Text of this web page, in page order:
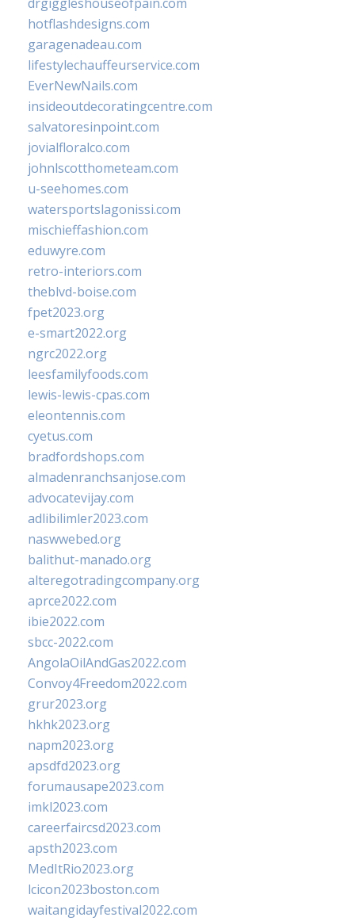
hotflashdesigns.com
garagenadeau.com
lifestylechauffeurservice.com
EverNewNails.com
insideoutdecoratingcentre.com
salvatoresinpoint.com
jovialfloralco.com
johnlscotthometeam.com
u-seehomes.com
watersportslagonissi.com
mischieffashion.com
eduwyre.com
retro-interiors.com
theblvd-boise.com
fpet2023.org
e-smart2022.org
ngrc2022.org
leesfamilyfoods.com
lewis-lewis-cpas.com
eleontennis.com
cyetus.com
bradfordshops.com
almadenranchsanjose.com
advocatevijay.com
adlibilimler2023.com
naswwebed.org
balithut-manado.org
alteregotradingcompany.org
aprce2022.com
ibie2022.com
sbcc-2022.com
AngolaOilAndGas2022.com
Convoy4Freedom2022.com
grur2023.org
hkhk2023.org
napm2023.org
apsdfd2023.org
forumausape2023.com
imkl2023.com
careerfaircsd2023.com
apsth2023.com
MedItRio2023.org
lcicon2023boston.com
waitangidayfestival2022.com